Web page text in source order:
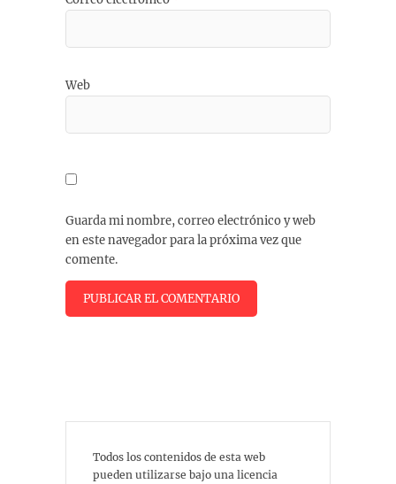
Web
Guarda mi nombre, correo electrónico y web
en este navegador para la próxima vez que
comente.
Todos los contenidos de esta web
pueden utilizarse bajo una licencia